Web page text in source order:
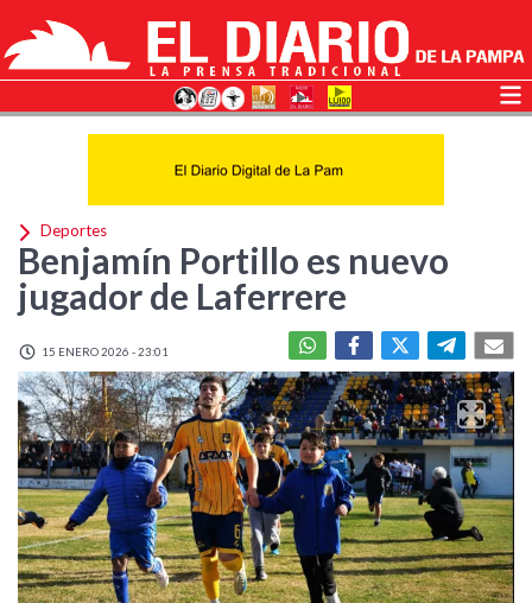
Deportes
Benjamín Portillo es nuevo
jugador de Laferrere
15 ENERO 2026 - 23:01